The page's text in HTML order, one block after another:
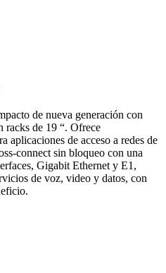
de nueva generación con
racks de 19 “. Ofrece
aplicaciones de acceso a redes de
connect sin bloqueo con una
Gigabit Ethernet y E1,
de voz, video y datos, con